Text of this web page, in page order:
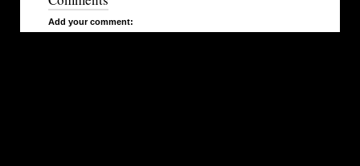
Add your comment: